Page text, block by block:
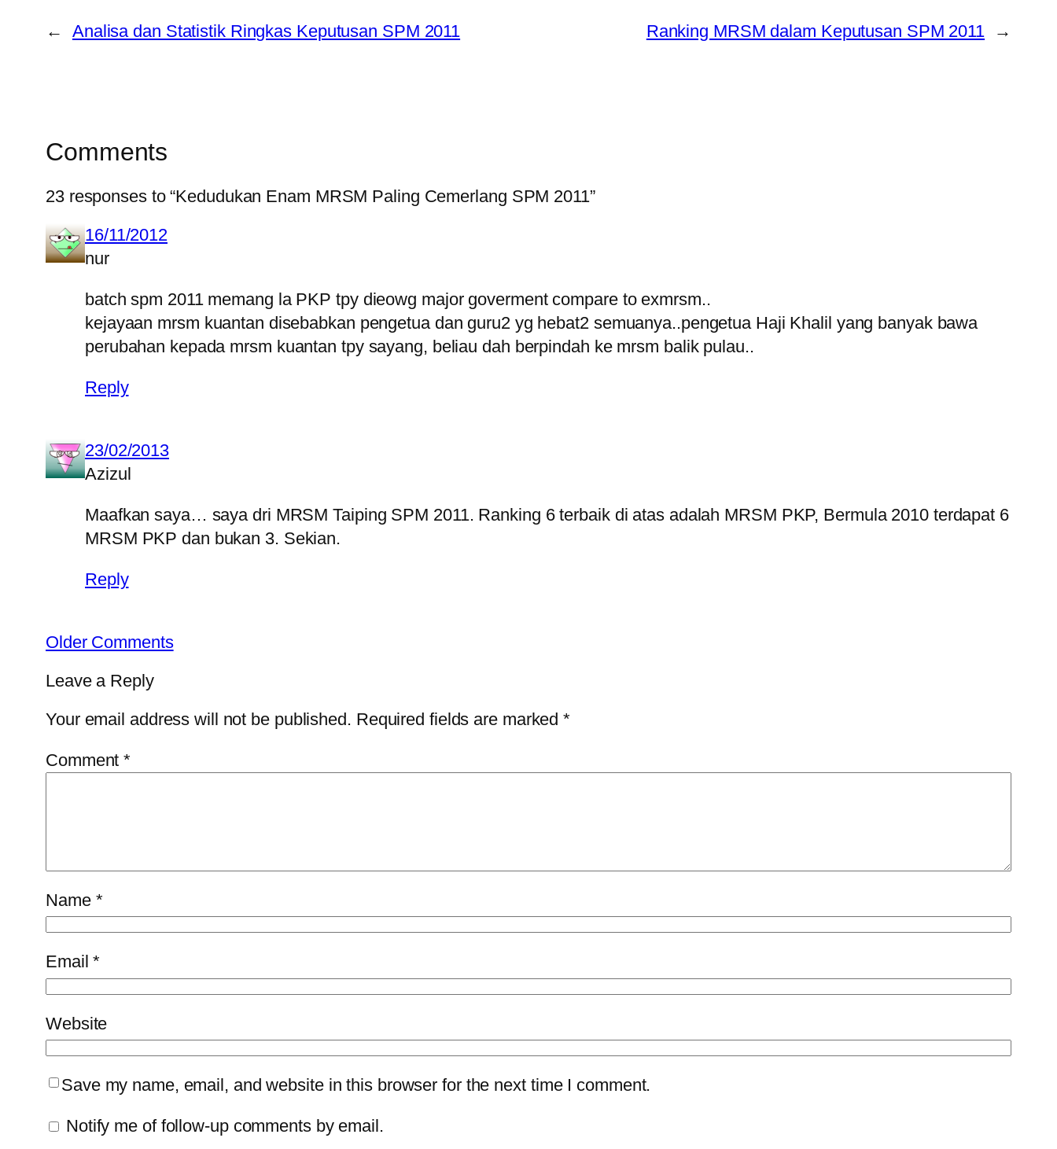
← Analisa dan Statistik Ringkas Keputusan SPM 2011 Ranking MRSM dalam Keputusan SPM 2011 →
Comments
23 responses to “Kedudukan Enam MRSM Paling Cemerlang SPM 2011”
16/11/2012
nur
batch spm 2011 memang la PKP tpy dieowg major goverment compare to exmrsm..
kejayaan mrsm kuantan disebabkan pengetua dan guru2 yg hebat2 semuanya..pengetua Haji Khalil yang banyak bawa
perubahan kepada mrsm kuantan tpy sayang, beliau dah berpindah ke mrsm balik pulau..
Reply
23/02/2013
Azizul
Maafkan saya… saya dri MRSM Taiping SPM 2011. Ranking 6 terbaik di atas adalah MRSM PKP, Bermula 2010 terdapat 6
MRSM PKP dan bukan 3. Sekian.
Reply
Older Comments
Leave a Reply
Your email address will not be published. Required fields are marked*
Comment*
Name *
Email*
Website
Save my name, email, and website in this browser for the next time I comment.
Notify me of follow-up comments by email.